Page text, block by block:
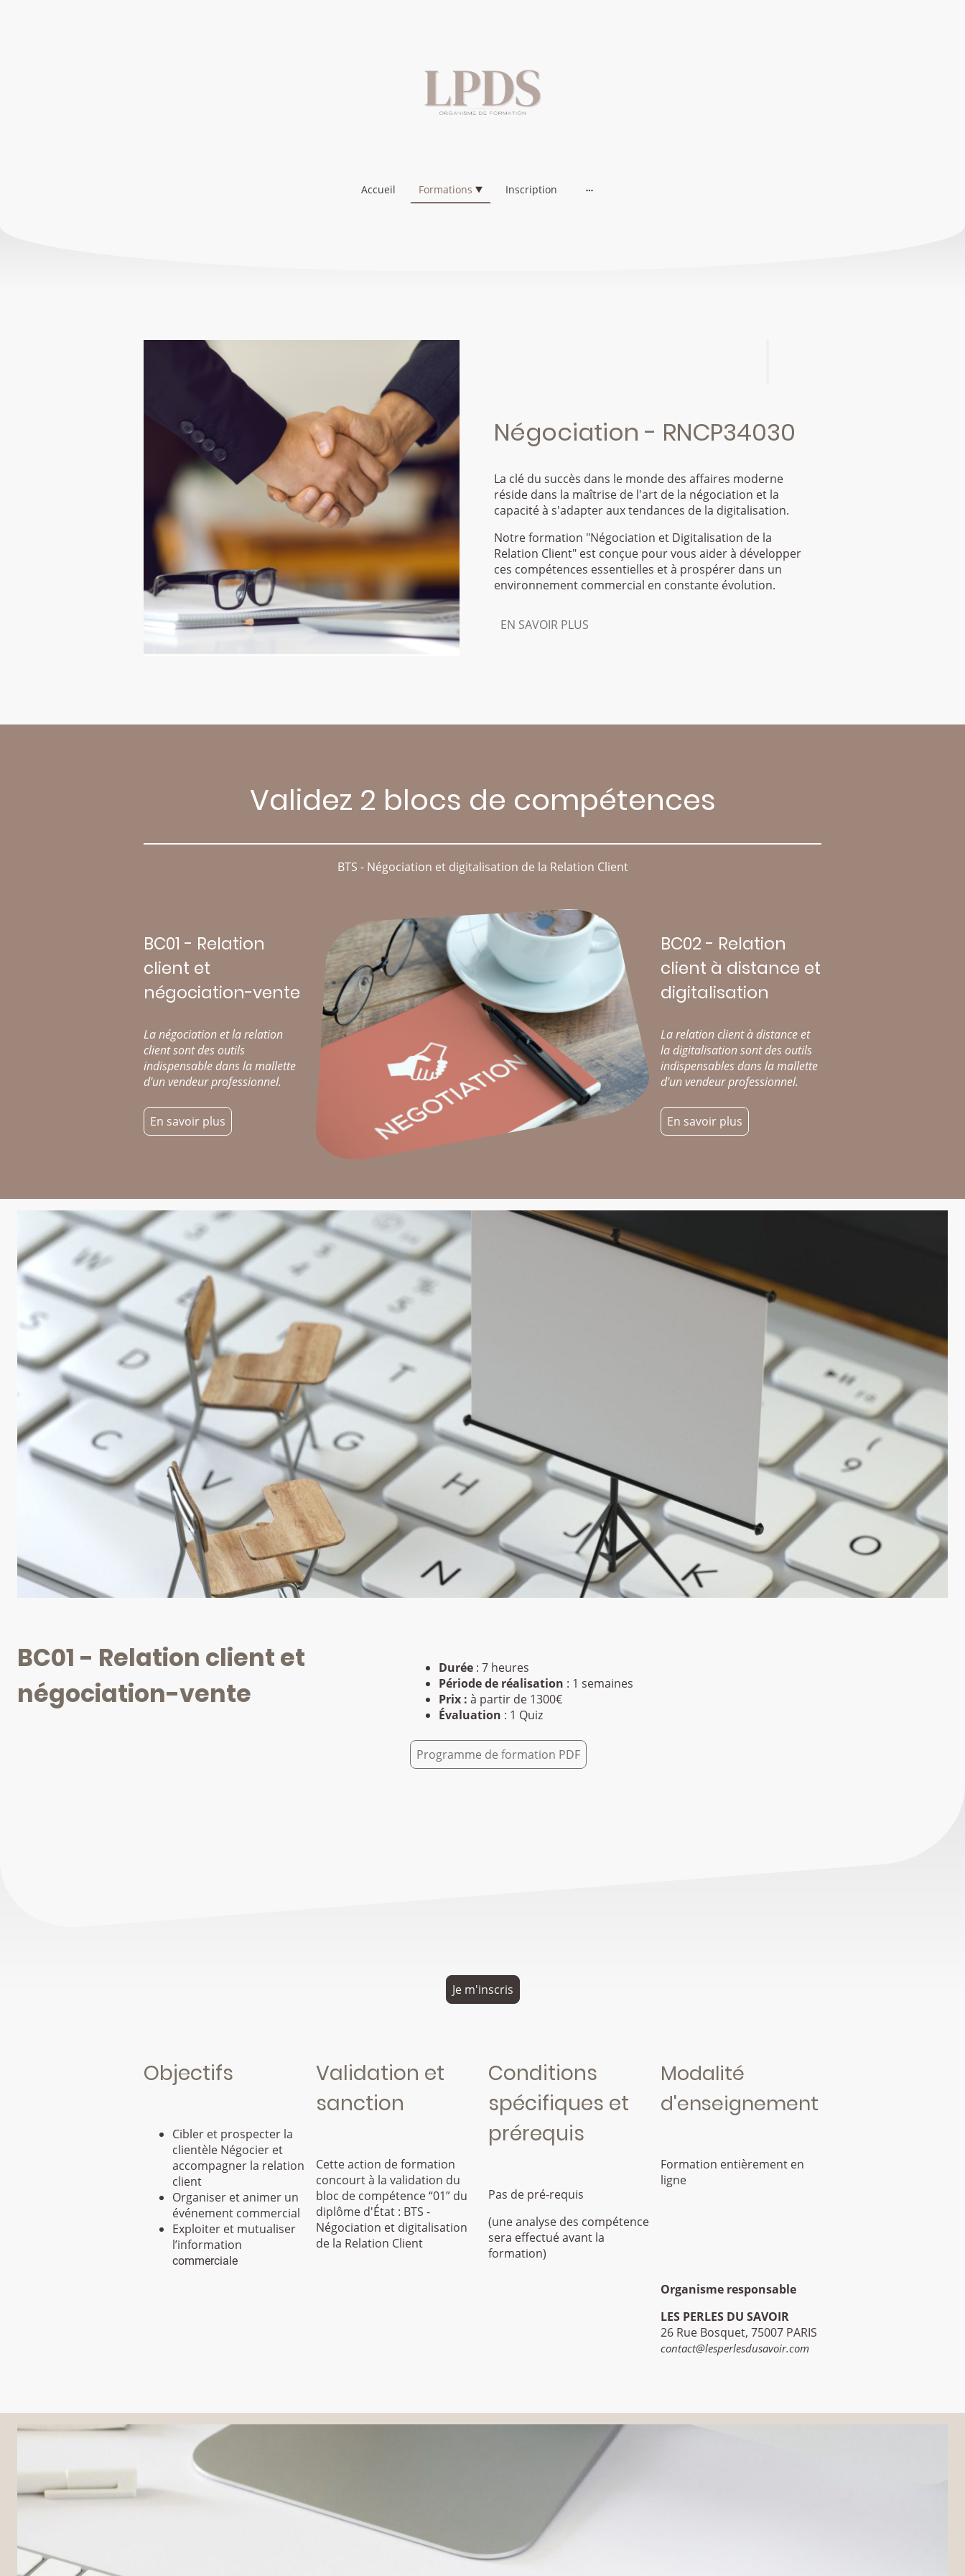
Accueil Formations Inscription
Négociation - RNCP34030
La clé du succès dans le monde des affaires moderne
réside dans la maîtrise de l'art de la négociation et la
capacité à s'adapter aux tendances de la digitalisation.
Notre formation "Négociation et Digitalisation de la
Relation Client" est conçue pour vous aider à développer
ces compétences essentielles et à prospérer dans un
environnement commercial en constante évolution.
EN SAVOIR PLUS
Validez 2 blocs de compétences
BTS - Négociation et digitalisation de la Relation Client
BC01 - Relation
client et
négociation-vente
La négociation et la relation
client sont des outils
indispensable dans la mallette
d'un vendeur professionnel.
En savoir plus
BC02 - Relation
client à distance et
digitalisation
La relation client à distance et
la digitalisation sont des outils
indispensables dans la mallette
d'un vendeur professionnel.
En savoir plus
BC01 - Relation client et
négociation-vente
Durée: 7 heures
Période de réalisation : 1 semaines
Prix : à partir de 1300€
Évaluation : 1 Quiz
Programme de formation PDF
Je m'inscris
Objectifs
Cibler et prospecter la
clientèle Négocier et
accompagner la relation
client
Organiser et animer un
événement commercial
Exploiter et mutualiser
l’information
commerciale
Validation et
sanction
Cette action de formation
concourt à la validation du
bloc de compétence “01” du
diplôme d'État : BTS -
Négociation et digitalisation
de la Relation Client
Conditions
spécifiques et
prérequis
Pas de pré-requis
(une analyse des compétence
sera effectué avant la
formation)
Modalité
d'enseignement
Formation entièrement en
ligne
Organisme responsable
LES PERLES DU SAVOIR
26 Rue Bosquet, 75007 PARIS
contact@lesperlesdusavoir.com